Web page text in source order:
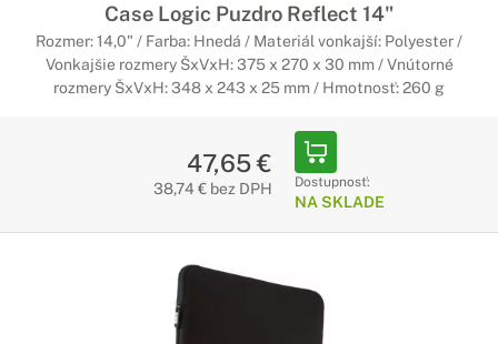
Case Logic Puzdro Reflect 14"
Rozmer: 14,0" / Farba: Hnedá / Materiál vonkajší: Polyester /
Vonkajšie rozmery ŠxVxH: 375 x 270 x 30 mm / Vnútorné
rozmery ŠxVxH: 348 x 243 x 25 mm / Hmotnosť: 260 g
47,65 €
38,74 € bez DPH Dostupnosť:
NA SKLADE